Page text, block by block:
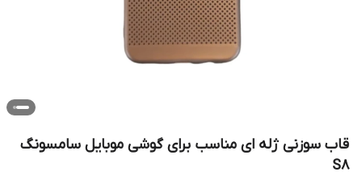
قاب سوزنی ژله ای مناسب برای گوشی موبایل سامسونگ
S8